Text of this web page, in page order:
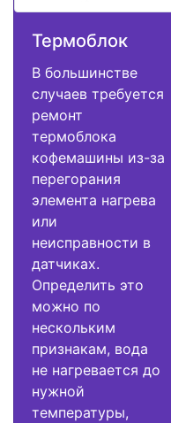
Термоблок
В большинстве
случаев требуется
ремонт
термоблока
кофемашины из-за
перегорания
элемента нагрева
или
неисправности в
датчиках.
Определить это
можно по
нескольким
признакам, вода
не нагревается до
нужной
температуры,